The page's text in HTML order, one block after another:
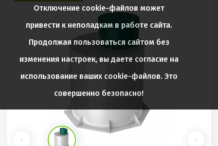
Отключение cookie-файлов может
привести к неполадкам в работе сайта.
Продолжая пользоваться сайтом без
изменения настроек, вы даете согласие на
использование ваших cookie-файлов. Это
совершенно безопасно!